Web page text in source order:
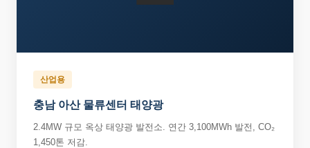
산업용
충남 아산 물류센터 태양광
2.4MW 규모 옥상 태양광 발전소. 연간 3,100MWh 발전, CO₂
1,450톤 저감.